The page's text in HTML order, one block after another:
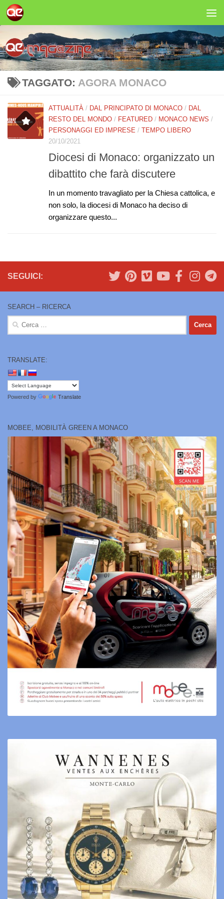
Salta al contenuto
TAGGATO: AGORA MONACO
ATTUALITÀ / DAL PRINCIPATO DI MONACO / DAL
RESTO DEL MONDO / FEATURED / MONACO NEWS /
PERSONAGGI ED IMPRESE / TEMPO LIBERO
20/10/2021
Diocesi di Monaco: organizzato un
dibattito che farà discutere
In un momento travagliato per la Chiesa cattolica, e
non solo, la diocesi di Monaco ha deciso di
organizzare questo...
SEGUICI:
SEARCH – RICERCA
Ricerca
TRANSLATE:
Powered by Translate
MOBEE, MOBILITÀ GREEN A MONACO